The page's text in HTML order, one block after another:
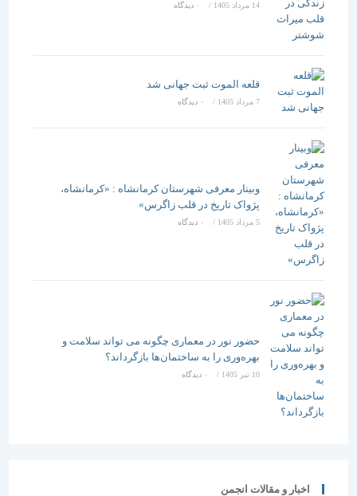
14 مرداد 1405 / ۰ دیدگاه
قلعه الموت ثبت جهانی شد
/ ۰ دیدگاه
وبینار معرفی شهرستان کرمانشاه : «کرمانشاه،
پژواک تاریخ در قلب زاگرس»
5 مرداد 1405 / ۰ دیدگاه
حضور نور در معماری چگونه می تواند سلامت و
بهره‌وری را به ساختمان‌ها بازگرداند؟
/ ۰ دیدگاه
اخبار و مقالات انجمن